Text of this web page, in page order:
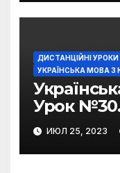
ДИСТАНЦІЙНІ
УКРАЇНСЬКА МОВА 3
Урок
риторика.
жанри.
ИЮЛ 25, 2023